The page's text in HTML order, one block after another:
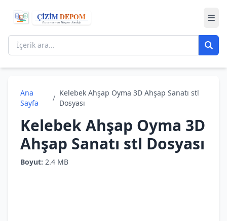
Ana
Sayfa
/
Kelebek Ahşap Oyma 3D Ahşap Sanatı stl
Dosyası
Kelebek Ahşap Oyma 3D
Ahşap Sanatı stl Dosyası
Boyut: 2.4 MB